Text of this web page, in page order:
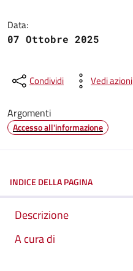
Data:
07 Ottobre 2025
Condividi Vedi azioni
Argomenti
Accesso all'informazione
INDICE DELLA PAGINA
Descrizione
A cura di